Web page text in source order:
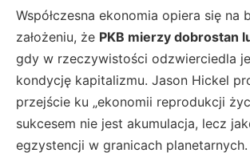
Współczesna ekonomia opiera się na
założeniu, że PKB mierzy dobrostan
gdy w rzeczywistości odzwierciedla
kondycję kapitalizmu. Jason Hickel
przejście ku „ekonomii reprodukcji
sukcesem nie jest akumulacja, lecz
egzystencji w granicach planetarnych.